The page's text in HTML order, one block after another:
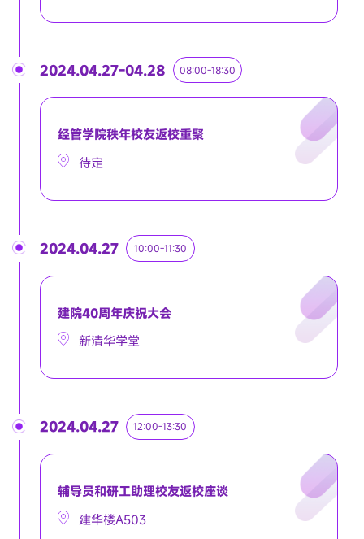
2024.04.27-04.28 08:00-18:30
经管学院秩年校友返校重聚
待定
2024.04.27 10:00-11:30
建院40周年庆祝大会
新清华学堂
2024.04.27 12:00-13:30
辅导员和研工助理校友返校座谈
建华楼A503